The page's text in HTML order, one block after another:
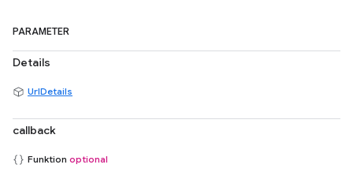
PARAMETER
Details
UrlDetails
callback
Funktion optional